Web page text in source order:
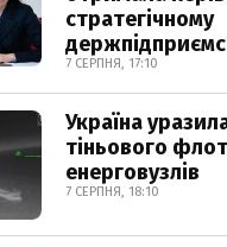
стратегічному
7 СЕРПНЯ, 17:10
Україна
тіньового
енерговузлів
7 СЕРПНЯ, 18:10